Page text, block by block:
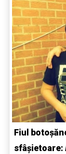
Fiul
sfâșietoare: